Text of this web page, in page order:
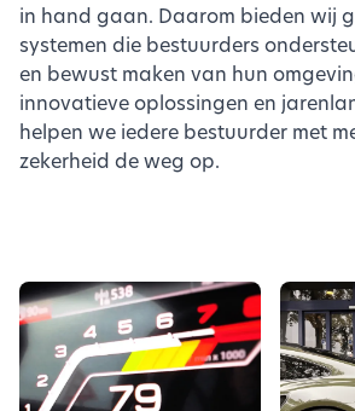
in hand gaan. Daarom bieden wij
systemen die bestuurders
en bewust maken van hun
innovatieve oplossingen en
helpen we iedere bestuurder met
zekerheid de weg op.